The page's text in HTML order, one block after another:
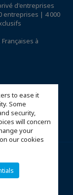
to ease it
Some
security,
will concern
your
our cookies
d'entreprises
entreprises | 4 000
à